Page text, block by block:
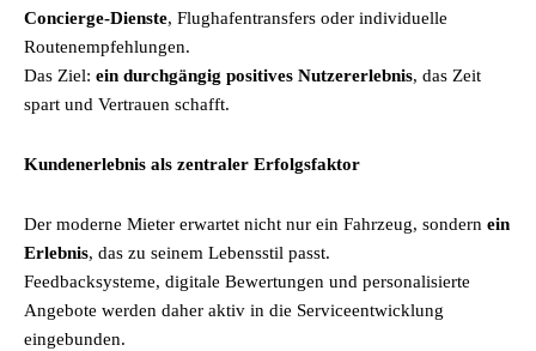
Concierge-Dienste, Flughafentransfers oder individuelle
Routenempfehlungen.
Das Ziel: ein durchgängig positives Nutzererlebnis, das Zeit
spart und Vertrauen schafft.
Kundenerlebnis als zentraler Erfolgsfaktor
Der moderne Mieter erwartet nicht nur ein Fahrzeug, sondern ein
Erlebnis, das zu seinem Lebensstil passt.
Feedbacksysteme, digitale Bewertungen und personalisierte
Angebote werden daher aktiv in die Serviceentwicklung
eingebunden.